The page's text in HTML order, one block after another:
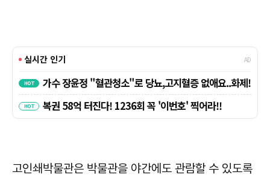
고인쇄박물관은 박물관을 야간에도 관람할 수 있도록